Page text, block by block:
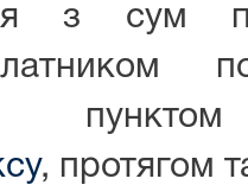
з сум
, протягом